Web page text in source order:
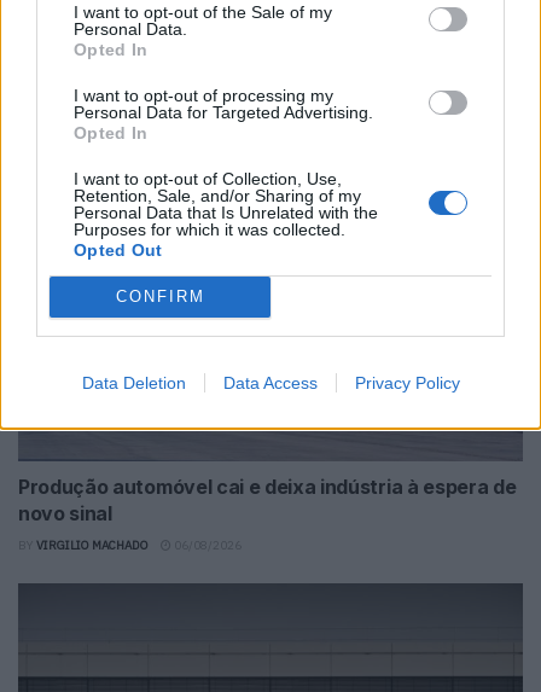
I want to opt-out of the Sale of my
Personal Data.
Opted In
I want to opt-out of processing my
Personal Data for Targeted Advertising.
Opted In
I want to opt-out of Collection, Use,
Retention, Sale, and/or Sharing of my
Personal Data that Is Unrelated with the
Purposes for which it was collected.
Opted Out
CONFIRM
Data Deletion Data Access Privacy Policy
ainda não acabou
VIRGILIO MACHADO
Produção automóvel cai e deixa indústria à espera de
novo sinal
VIRGILIO MACHADO